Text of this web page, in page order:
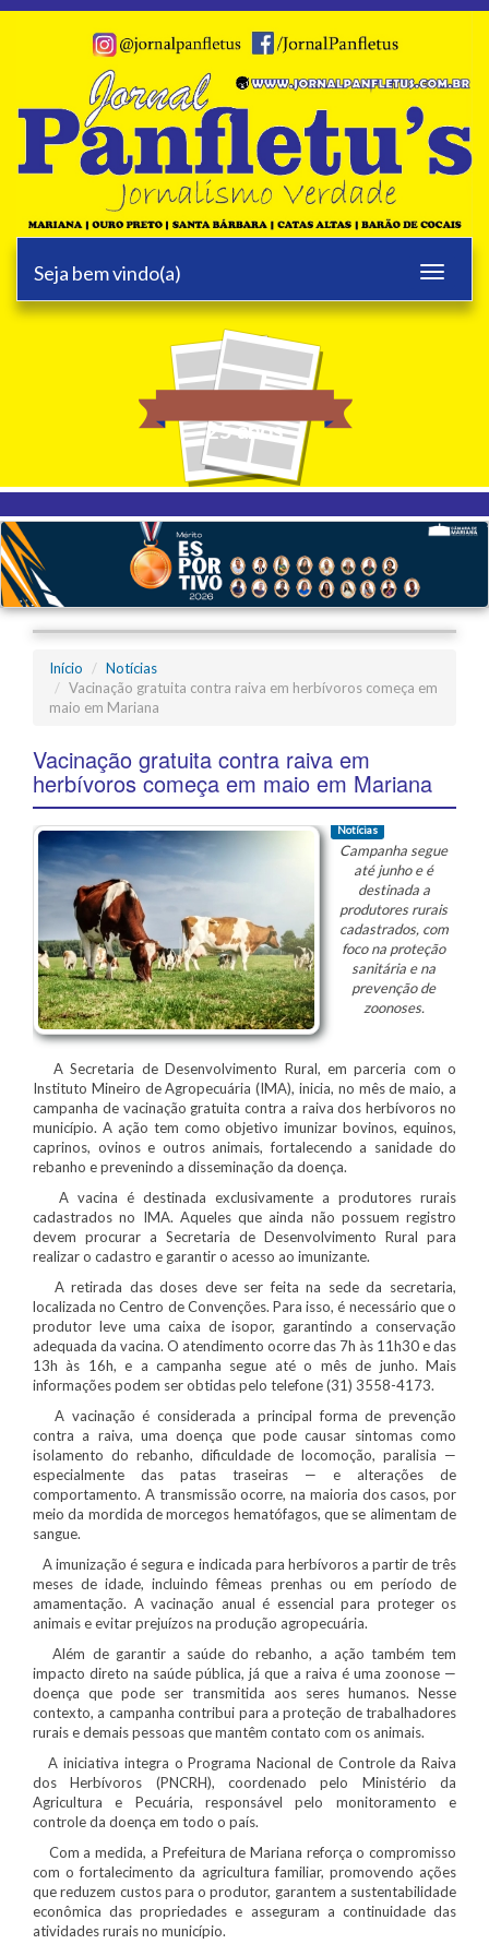
Toggle
Seja bem vindo(a)
25 anos
Início
Notícias
Vacinação gratuita contra raiva em herbívoros começa em
maio em Mariana
Vacinação gratuita contra raiva em
herbívoros começa em maio em Mariana
Notícias
Campanha segue
até junho e é
destinada a
produtores rurais
cadastrados, com
foco na proteção
sanitária e na
prevenção de
zoonoses.
A Secretaria de Desenvolvimento Rural, em parceria com o
Instituto Mineiro de Agropecuária (IMA), inicia, no mês de maio, a
campanha de vacinação gratuita contra a raiva dos herbívoros no
município. A ação tem como objetivo imunizar bovinos, equinos,
caprinos, ovinos e outros animais, fortalecendo a sanidade do
rebanho e prevenindo a disseminação da doença.
A vacina é destinada exclusivamente a produtores rurais
cadastrados no IMA. Aqueles que ainda não possuem registro
devem procurar a Secretaria de Desenvolvimento Rural para
realizar o cadastro e garantir o acesso ao imunizante.
A retirada das doses deve ser feita na sede da secretaria,
localizada no Centro de Convenções. Para isso, é necessário que o
produtor leve uma caixa de isopor, garantindo a conservação
adequada da vacina. O atendimento ocorre das 7h às 11h30 e das
13h às 16h, e a campanha segue até o mês de junho. Mais
informações podem ser obtidas pelo telefone (31) 3558-4173.
A vacinação é considerada a principal forma de prevenção
contra a raiva, uma doença que pode causar sintomas como
isolamento do rebanho, dificuldade de locomoção, paralisia —
especialmente das patas traseiras — e alterações de
comportamento. A transmissão ocorre, na maioria dos casos, por
meio da mordida de morcegos hematófagos, que se alimentam de
sangue.
A imunização é segura e indicada para herbívoros a partir de três
meses de idade, incluindo fêmeas prenhas ou em período de
amamentação. A vacinação anual é essencial para proteger os
animais e evitar prejuízos na produção agropecuária.
Além de garantir a saúde do rebanho, a ação também tem
impacto direto na saúde pública, já que a raiva é uma zoonose —
doença que pode ser transmitida aos seres humanos. Nesse
contexto, a campanha contribui para a proteção de trabalhadores
rurais e demais pessoas que mantêm contato com os animais.
A iniciativa integra o Programa Nacional de Controle da Raiva
dos Herbívoros (PNCRH), coordenado pelo Ministério da
Agricultura e Pecuária, responsável pelo monitoramento e
controle da doença em todo o país.
Com a medida, a Prefeitura de Mariana reforça o compromisso
com o fortalecimento da agricultura familiar, promovendo ações
que reduzem custos para o produtor, garantem a sustentabilidade
econômica das propriedades e asseguram a continuidade das
atividades rurais no município.